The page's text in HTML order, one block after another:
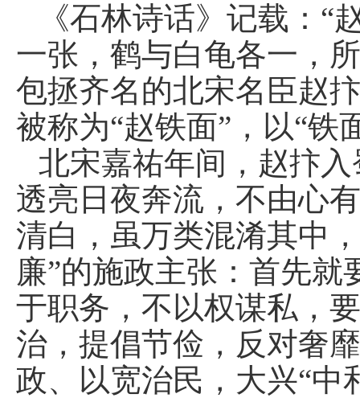
《石林诗话》记载：
一张，鹤与白龟各一，
包拯齐名的北宋名臣赵
被称为“赵铁面”，以“铁
北宋嘉祐年间，赵抃
透亮日夜奔流，不由心
清白，虽万类混淆其中
廉”的施政主张：首先
于职务，不以权谋私，
治，提倡节俭，反对奢
政、以宽治民，大兴“中